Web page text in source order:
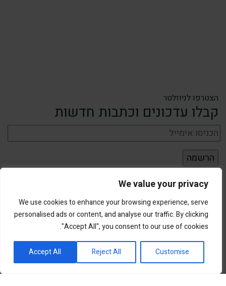
We value your privacy
We use cookies to enhance your browsing experience, serve
personalised ads or content, and analyse our traffic. By clicking
"Accept All", you consent to our use of cookies.
Customise
Reject All
Accept All
הצטרפו לניוזלטר
קבלו עדכונים וכתבות חדשות
פורטל השקעות וחדשנות